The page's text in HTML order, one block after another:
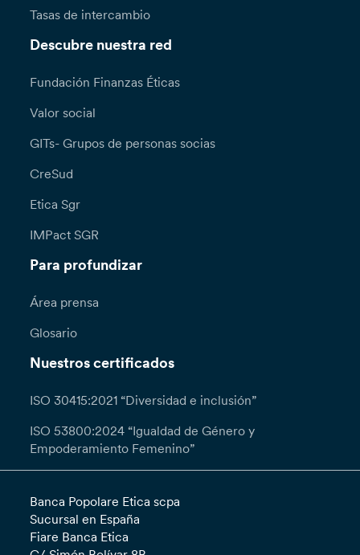
Tasas de intercambio
Descubre nuestra red
Fundación Finanzas Éticas
Valor social
GITs- Grupos de personas socias
CreSud
Etica Sgr
IMPact SGR
Para profundizar
Área prensa
Glosario
Nuestros certificados
ISO 30415:2021 “Diversidad e inclusión”
ISO 53800:2024 “Igualdad de Género y
Empoderamiento Femenino”
Banca Popolare Etica scpa
Sucursal en España
Fiare Banca Etica